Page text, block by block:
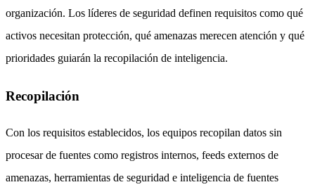
organización. Los líderes de seguridad definen requisitos como qué
activos necesitan protección, qué amenazas merecen atención y qué
prioridades guiarán la recopilación de inteligencia.
Recopilación
Con los requisitos establecidos, los equipos recopilan datos sin
procesar de fuentes como registros internos, feeds externos de
amenazas, herramientas de seguridad e inteligencia de fuentes